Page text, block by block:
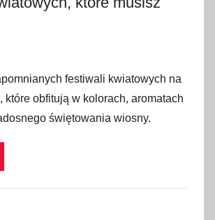
festiwali kwiatowych na
które obfitują w kolorach, aromatach
świętowania wiosny.